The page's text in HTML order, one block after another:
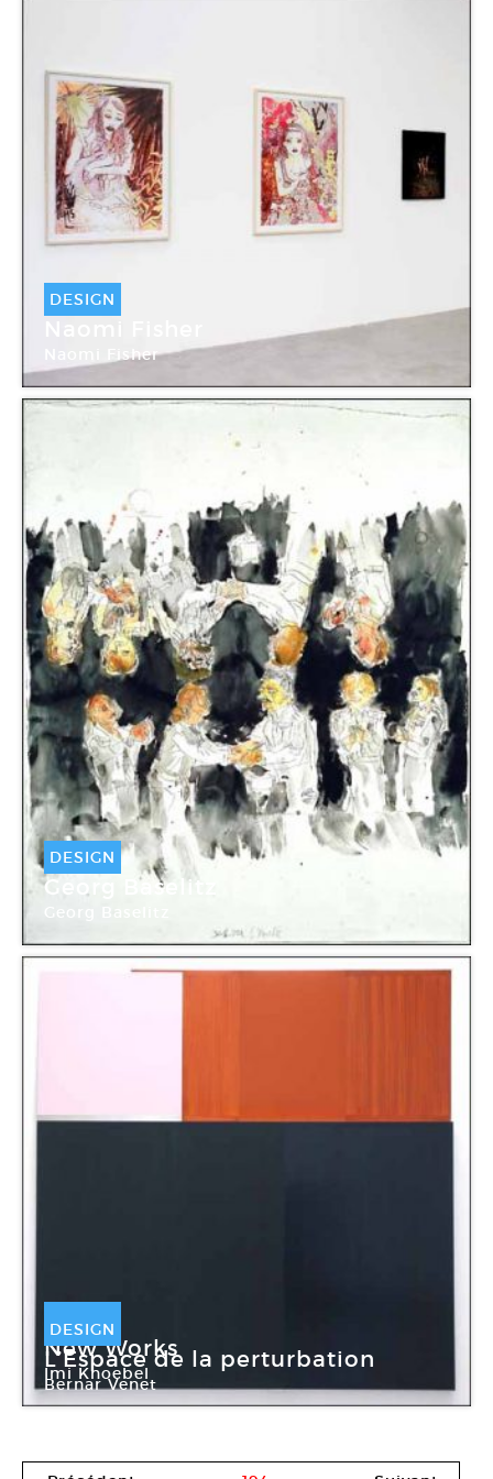
DESIGN
Naomi Fisher
DESIGN
Georg Baselitz
Georg Baselitz
New Works
Imi Knoebel
DESIGN
L’Espace de la perturbation
Bernar Venet